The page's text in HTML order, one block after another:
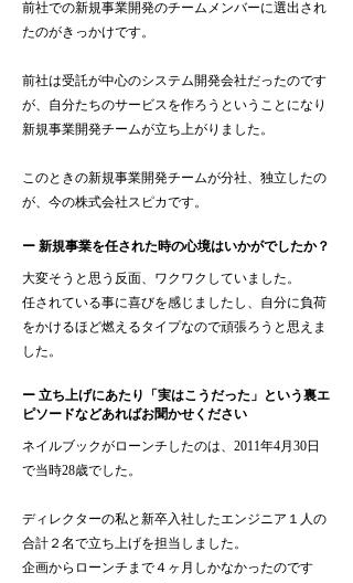
前社での新規事業開発のチームメンバーに選出され
たのがきっかけです。
前社は受託が中心のシステム開発会社だったのです
が、自分たちのサービスを作ろうということになり
新規事業開発チームが立ち上がりました。
このときの新規事業開発チームが分社、独立したの
が、今の株式会社スピカです。
ー 新規事業を任された時の心境はいかがでしたか？
大変そうと思う反面、ワクワクしていました。
任されている事に喜びを感じましたし、自分に負荷
をかけるほど燃えるタイプなので頑張ろうと思えま
した。
ー 立ち上げにあたり「実はこうだった」という裏エ
ピソードなどあればお聞かせください
ネイルブックがローンチしたのは、2011年4月30日
で当時28歳でした。
ディレクターの私と新卒入社したエンジニア１人の
合計２名で立ち上げを担当しました。
企画からローンチまで４ヶ月しかなかったのです